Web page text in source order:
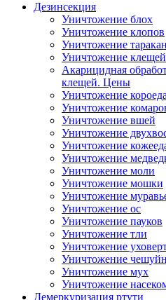
Дезинсекция
Уничтожение блох
Уничтожение клопов
Уничтожение
Уничтожение клещей
Акарицидная
клещей. Цены
Уничтожение короеда
Уничтожение
Уничтожение вшей
Уничтожение
Уничтожение
Уничтожение
Уничтожение моли
Уничтожение мошки
Уничтожение
Уничтожение ос
Уничтожение пауков
Уничтожение тли
Уничтожение
Уничтожение
Уничтожение мух
Уничтожение
Демеркуризация ртути